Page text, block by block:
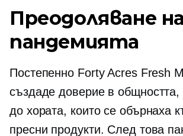
Преодоляване на
пандемията
Постепенно Forty Acres Fresh
създаде доверие в общността,
до хората, които се обърнаха
пресни продукти. След това